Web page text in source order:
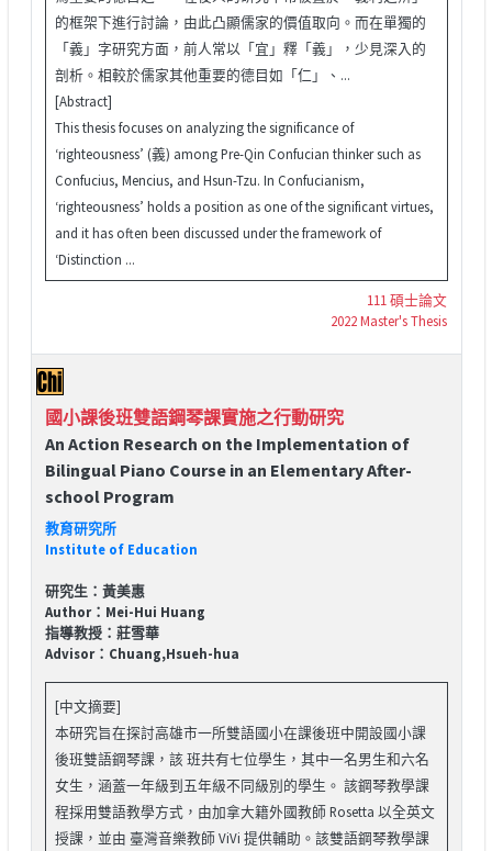
的框架下進行討論，由此凸顯儒家的價值取向。而在單獨的
「義」字研究方面，前人常以「宜」釋「義」，少見深入的
剖析。相較於儒家其他重要的德目如「仁」、...
[Abstract]
This thesis focuses on analyzing the significance of
‘righteousness’ (義) among Pre-Qin Confucian thinker such as
Confucius, Mencius, and Hsun-Tzu. In Confucianism,
‘righteousness’ holds a position as one of the significant virtues,
and it has often been discussed under the framework of
‘Distinction ...
111 碩士論文
2022 Master's Thesis
國小課後班雙語鋼琴課實施之行動研究
An Action Research on the Implementation of
Bilingual Piano Course in an Elementary After-
school Program
教育研究所
Institute of Education
研究生：黃美惠
Author：Mei-Hui Huang
指導教授：莊雪華
Advisor：Chuang,Hsueh-hua
[中文摘要]
本研究旨在探討高雄市一所雙語國小在課後班中開設國小課
後班雙語鋼琴課，該 班共有七位學生，其中一名男生和六名
女生，涵蓋一年級到五年級不同級別的學生。 該鋼琴教學課
程採用雙語教學方式，由加拿大籍外國教師 Rosetta 以全英文
授課，並由 臺灣音樂教師 ViVi 提供輔助。該雙語鋼琴教學課